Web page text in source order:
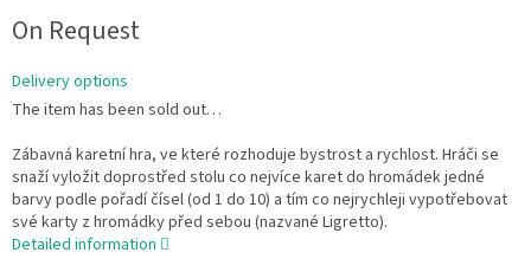
price:
On Request
Delivery options
The item has been sold out…
Zábavná karetní hra, ve které rozhoduje bystrost a rychlost. Hráči se
snaží vyložit doprostřed stolu co nejvíce karet do hromádek jedné
barvy podle pořadí čísel (od 1 do 10) a tím co nejrychleji vypotřebovat
své karty z hromádky před sebou (nazvané Ligretto).
Detailed information